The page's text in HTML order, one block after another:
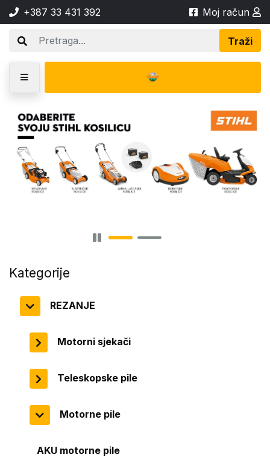
+387 33 431 392 Moj račun
Traži
Kategorije
REZANJE
Motorni sjekači
Teleskopske pile
Motorne pile
AKU motorne pile